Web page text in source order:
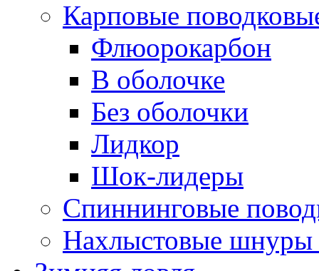
Карповые
Флюорокарбон
В оболочке
Без оболочки
Лидкор
Шок-лидеры
Спиннинговые
Нахлыстовые шнуры